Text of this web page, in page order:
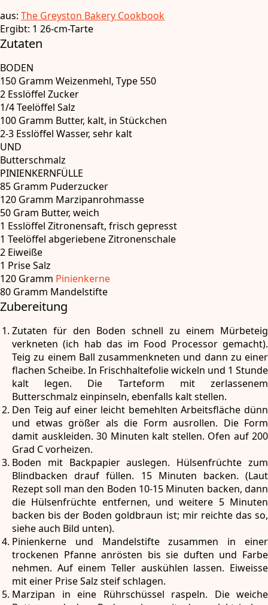
aus: The Greyston Bakery Cookbook
Ergibt: 1 26-cm-Tarte
Zutaten
BODEN
150 Gramm Weizenmehl, Type 550
2 Esslöffel Zucker
1/4 Teelöffel Salz
100 Gramm Butter, kalt, in Stückchen
2-3 Esslöffel Wasser, sehr kalt
UND
Butterschmalz
PINIENKERNFÜLLE
85 Gramm Puderzucker
120 Gramm Marzipanrohmasse
50 Gram Butter, weich
1 Esslöffel Zitronensaft, frisch gepresst
1 Teelöffel abgeriebene Zitronenschale
2 Eiweiße
1 PriseSalz
120 Gramm Pinienkerne
80 Gramm Mandelstifte
Zubereitung
Zutaten für den Boden schnell zu einem Mürbeteig
verkneten (ich hab das im Food Processor gemacht).
Teig zu einem Ball zusammenkneten und dann zu einer
flachen Scheibe. In Frischhaltefolie wickeln und 1 Stunde
kalt legen. Die Tarteform mit zerlassenem
Butterschmalz einpinseln, ebenfalls kalt stellen.
Den Teig auf einer leicht bemehlten Arbeitsfläche dünn
und etwas größer als die Form ausrollen. Die Form
damit auskleiden. 30 Minuten kalt stellen. Ofen auf 200
Grad C vorheizen.
Boden mit Backpapier auslegen. Hülsenfrüchte zum
Blindbacken drauf füllen. 15 Minuten backen. (Laut
Rezept soll man den Boden 10-15 Minuten backen, dann
die Hülsenfrüchte entfernen, und weitere 5 Minuten
backen bis der Boden goldbraun ist; mir reichte das so,
siehe auch Bild unten).
Pinienkerne und Mandelstifte zusammen in einer
trockenen Pfanne anrösten bis sie duften und Farbe
nehmen. Auf einem Teller auskühlen lassen. Eiweisse
mit einer Prise Salz steif schlagen.
Marzipan in eine Rührschüssel raspeln. Die weiche